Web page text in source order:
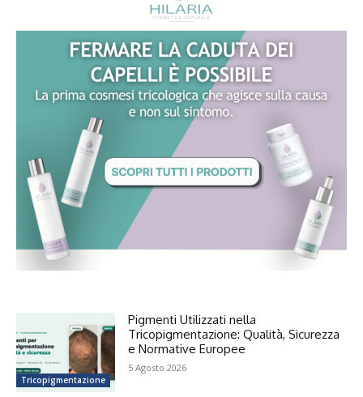
Tricopigmentazione
Pigmenti Utilizzati nella
Tricopigmentazione: Qualità, Sicurezza
e Normative Europee
5 Agosto 2026